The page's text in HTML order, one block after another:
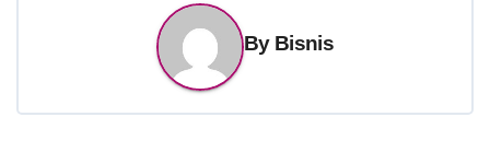
By Bisnis